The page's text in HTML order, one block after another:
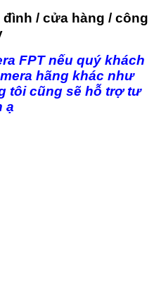
/ cửa hàng / công
FPT nếu quý khách
hãng khác như
tôi cũng sẽ hỗ trợ tư
ạ